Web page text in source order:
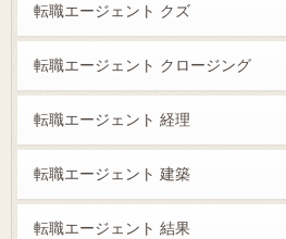
転職エージェント クズ
転職エージェント クロージング
転職エージェント 経理
転職エージェント 建築
転職エージェント 結果